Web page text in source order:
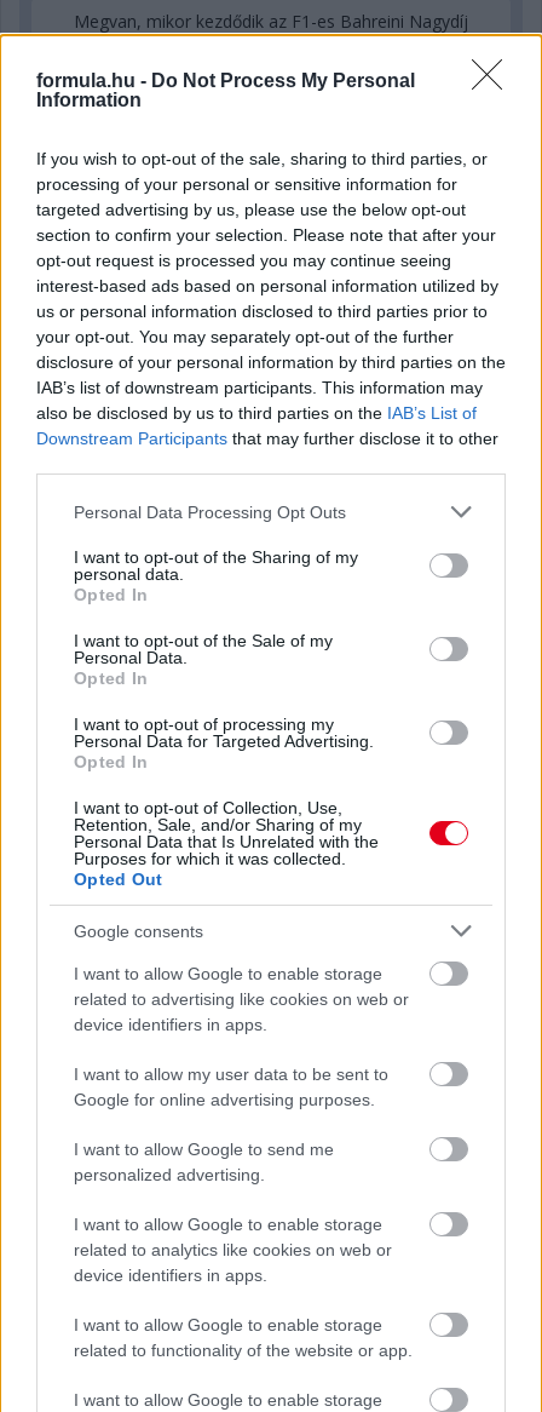
formula.hu - Do Not Process My Personal
Information
If you wish to opt-out of the sale, sharing to third parties, or
processing of your personal or sensitive information for
targeted advertising by us, please use the below opt-out
section to confirm your selection. Please note that after your
opt-out request is processed you may continue seeing
interest-based ads based on personal information utilized by
us or personal information disclosed to third parties prior to
your opt-out. You may separately opt-out of the further
disclosure of your personal information by third parties on the
IAB’s list of downstream participants. This information may
also be disclosed by us to third parties on the IAB’s List of
Downstream Participants that may further disclose it to other
Please note that this website/app uses one or more Google
not limited to your visit or usage behaviour. You may click to
grant or deny consent to Google and its third-party tags to
use your data for below specified purposes in below Google
consent section.
Personal Data Processing Opt Outs
I want to opt-out of the Sharing of my
personal data.
Opted In
I want to opt-out of the Sale of my
Personal Data.
Opted In
I want to opt-out of processing my
Personal Data for Targeted Advertising.
Opted In
I want to opt-out of Collection, Use,
Retention, Sale, and/or Sharing of my
Personal Data that Is Unrelated with the
Purposes for which it was collected.
Opted Out
Google consents
I want to allow Google to enable storage
related to advertising like cookies on web or
device identifiers in apps.
I want to allow my user data to be sent to
Google for online advertising purposes.
I want to allow Google to send me
personalized advertising.
I want to allow Google to enable storage
related to analytics like cookies on web or
device identifiers in apps.
I want to allow Google to enable storage
related to functionality of the website or app.
I want to allow Google to enable storage
Megvan, mikor kezdődik az F1-es Bahreini Nagydíj
2 napja
Ilyen lehet a jövő F1-es szabályrendszere Domenicali
szerint
Újabb korábbi F2-es bajnok folytatja a Formula-E-ben
Newey biztos benne, hogy Alonso marad az Aston
Martinnál